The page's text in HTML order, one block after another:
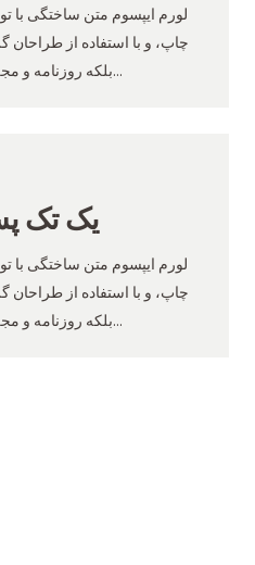
لورم ایپسوم متن ساختگی با
چاپ، و با استفاده از
بلکه روزنامه و مجله در ستون و سطرآنچنان که…
یک تک
لورم ایپسوم متن ساختگی با
چاپ، و با استفاده از
بلکه روزنامه و مجله در ستون و سطرآنچنان که…